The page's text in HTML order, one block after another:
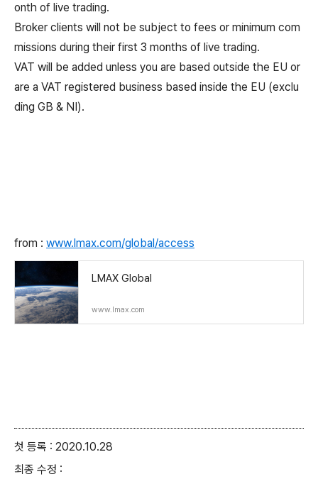
onth of live trading.
Broker clients will not be subject to fees or minimum com
missions during their first 3 months of live trading.
VAT will be added unless you are based outside the EU or
are a VAT registered business based inside the EU (exclu
ding GB & NI).
from : www.lmax.com/global/access
LMAX Global
www.lmax.com
첫 등록 : 2020.10.28
최종 수정 :